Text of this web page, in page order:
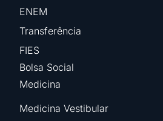
ENEM
Transferência
FIES
Bolsa Social
Medicina
Medicina Vestibular